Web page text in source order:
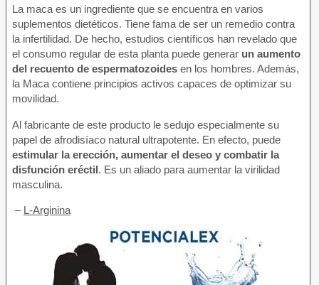
La maca es un ingrediente que se encuentra en varios
suplementos dietéticos. Tiene fama de ser un remedio contra
la infertilidad. De hecho, estudios científicos han revelado que
el consumo regular de esta planta puede generar un aumento
del recuento de espermatozoides en los hombres. Además,
la Maca contiene principios activos capaces de optimizar su
movilidad.
Al fabricante de este producto le sedujo especialmente su
papel de afrodisíaco natural ultrapotente. En efecto, puede
estimular la erección, aumentar el deseo y combatir la
disfunción eréctil. Es un aliado para aumentar la virilidad
masculina.
– L-Arginina